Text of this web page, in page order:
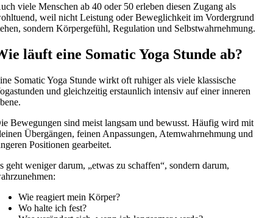
viele Menschen ab 40 oder 50 erleben diesen Zugang als
weil nicht Leistung oder Beweglichkeit im Vordergrund
sondern Körpergefühl, Regulation und Selbstwahrnehmung.
läuft eine Somatic Yoga Stunde ab?
Somatic Yoga Stunde wirkt oft ruhiger als viele klassische
und gleichzeitig erstaunlich intensiv auf einer inneren
Bewegungen sind meist langsam und bewusst. Häufig wird mit
Übergängen, feinen Anpassungen, Atemwahrnehmung und
Positionen gearbeitet.
geht weniger darum, „etwas zu schaffen“, sondern darum,
Wie reagiert mein Körper?
Wo halte ich fest?